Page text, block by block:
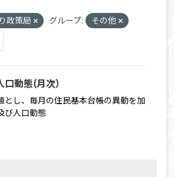
政策局 グループ:
その他
動態(月次）
とし、毎月の住民基本台帳の異動を加
び人口動態